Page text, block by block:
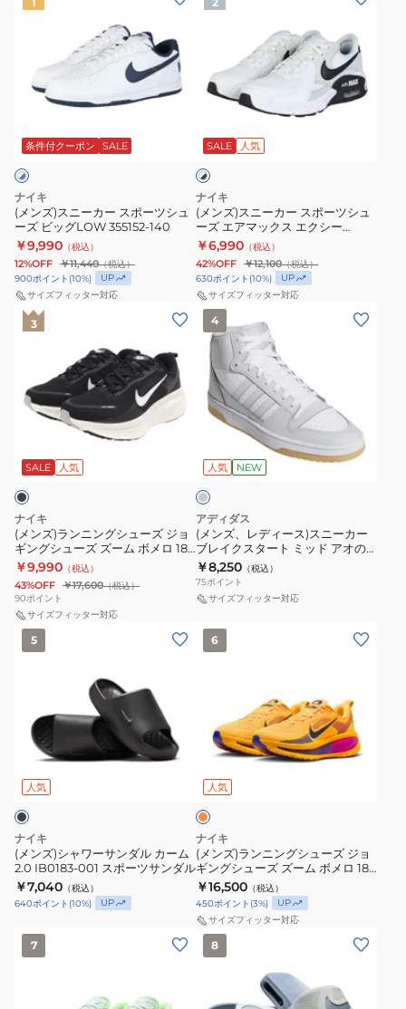
ン
ー
ス
ポ
ー
ツ
シ
ュ
ー
ズ
LOW
355152-
条件付クーポン SALE
ナイキ
(メンズ)スニーカー スポーツシュ
ーズ ビッグLOW 355152-140
￥9,990 （税込）
12%OFF ￥11,440（税込）
900ポイント (10%)
UP
サイズフィッター対応
ン
ー
ス
ポ
ー
ツ
シ
ュ
ー
ッ
エ
ク
シ
ー
FN7304-
100
SALE 人気
ワ
イ
ラ
ッ
ク
ナイキ
(メンズ)スニーカー スポーツシュ
ーズ エアマックス エクシー
FN7304-100
￥6,990 （税込）
42%OFF ￥12,100（税込）
630ポイント (10%)
UP
サイズフィッター対応
(メ
ン
ン
グ
シ
ュ
ー
ズ
ジ
ョ
ギ
ー
ム
ボ
メ
ロ
18
3
SALE 人気
ナイキ
(メンズ)ランニングシューズ ジョ
ギングシューズ ズーム ボメロ 18
ワイド IF0514-002 軽量 クッショ
ン性 通気性
￥9,990 （税込）
43%OFF ￥17,600（税込）
90ポイント
サイズフィッター対応
(メ
ン
ズ、
デ
ス)
ス
ニ
ー
カ
ー
ブ
ッ
ド
ア
オ
の
ハ
コ
4
人気 NEW
ラ
アディダス
(メンズ、レディース)スニーカー
ブレイクスタート ミッド アオの
ハコ 鹿野千夏 着用 ライトグレー
OPO50-KI1271 お一人様一点まで
￥8,250 （税込）
75ポイント
サイズフィッター対応
(メ
ン
サ
ン
ダ
ル
カ
ー
2.0
IB0183-
5
人気
ナイキ
(メンズ)シャワーサンダル カーム
2.0 IB0183-001 スポーツサンダル
￥7,040 （税込）
640ポイント (10%) UP
(メ
ン
グ
シ
ュ
ー
ズ
ジ
ョ
ギ
ン
6
人気
オ
ナイキ
(メンズ)ランニングシューズ ジョ
ギングシューズ ズーム ボメロ 18
オレンジ HM6803-802 スポーツ
シューズ
￥16,500 （税込）
450ポイント (3%)
UP
サイズフィッター対応
(メ
ン
7
(メ
ン
8